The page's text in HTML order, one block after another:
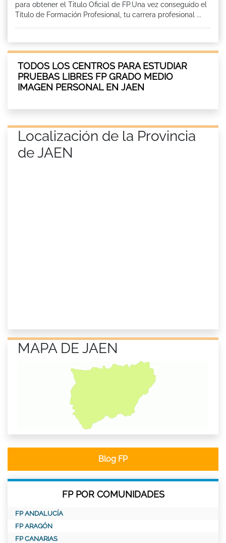
para obtener el Titulo Oficial de FP.Una vez conseguido el
Título de Formación Profesional, tu carrera profesional ...
TODOS LOS CENTROS PARA ESTUDIAR
PRUEBAS LIBRES FP GRADO MEDIO
IMAGEN PERSONAL EN JAEN
Localización de la Provincia
de JAEN
MAPA DE JAEN
Blog FP
FP POR COMUNIDADES
FP ANDALUCÍA
FP ARAGÓN
FP CANARIAS